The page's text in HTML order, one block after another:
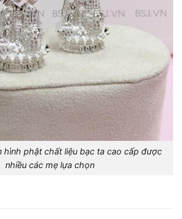
hình phật chất liệu bạc ta cao cấp được
nhiều các mẹ lựa chọn